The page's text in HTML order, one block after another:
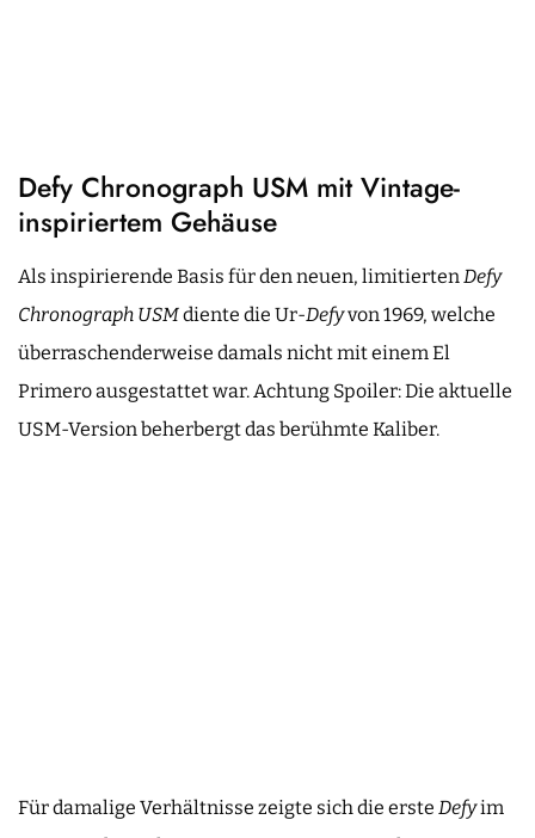
Defy Chronograph USM mit Vintage-
inspiriertem Gehäuse
Als inspirierende Basis für den neuen, limitierten Defy
Chronograph USMdiente die Ur-Defyvon 1969, welche
überraschenderweise damals nicht mit einem El
Primero ausgestattet war. Achtung Spoiler: Die aktuelle
USM-Version beherbergt das berühmte Kaliber.
Für damalige Verhältnisse zeigte sich die erste Defyim